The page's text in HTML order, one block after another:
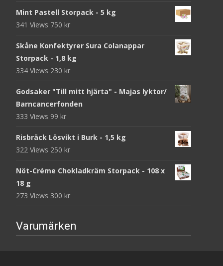
Mint Pastell Storpack - 5 kg
341 Views 750 kr
Skåne Konfektyrer Sura Colanappar
Storpack - 1,8 kg
334 Views 230 kr
Godsaker "Till mitt hjärta" - Majas lyktor/
Barncancerfonden
333 Views 99 kr
Risbräck Lösvikt i Burk - 1,5 kg
322 Views 250 kr
Nöt-Créme Chokladkräm Storpack - 108 x
18 g
273 Views 300 kr
Varumärken